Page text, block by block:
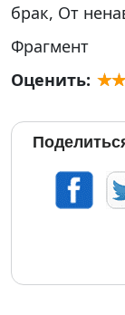
брак, От
Фрагмент
Оценить: